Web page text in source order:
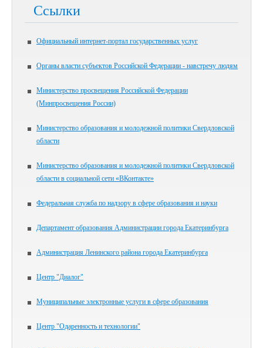
Ссылки
Официальный интернет-портал государственных услуг
Органы власти субъектов Российской Федерации - навстречу людям
Министерство просвещения Российской Федерации
(Минпросвещения России)
Министерство образования и молодежной политики Свердловской
области
Министерство образования и молодежной политики Свердловской
области в социальной сети «ВКонтакте»
Федеральная служба по надзору в сфере образования и науки
Департамент образования Администрации города Екатеринбурга
Администрация Ленинского района города Екатеринбурга
Центр "Диалог"
Муниципальные электронные услуги в сфере образования
Центр "Одаренность и технологии"